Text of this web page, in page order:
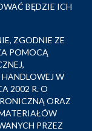
BĘDZIE ICH
ZGODNIE ZE
POMOCĄ
W
2002 R. O
ORAZ
PRZEZ